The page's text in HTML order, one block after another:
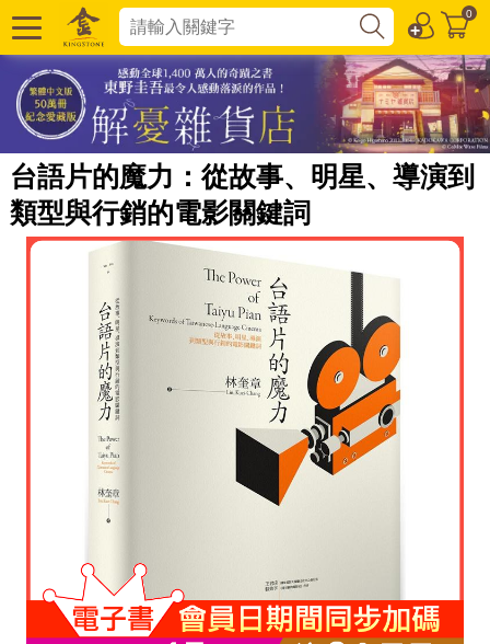
0
台語片的魔力：從故事、明星、導演到
類型與行銷的電影關鍵詞